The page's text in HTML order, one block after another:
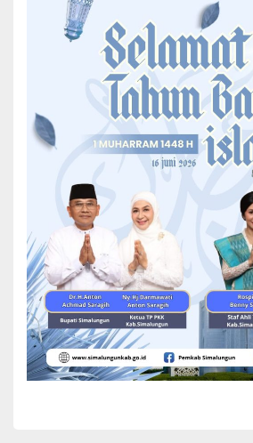
kemampuan terbaik mereka dalam
595 Peserta Ikuti MTQ Ke-52
Sejak kegiatan resmi dibuka oleh Bupati
(18/5/2026), malam usai pelaksanaan
perlombaan telah berjalan beriringan di
telah disiapkan.
Para peserta tidak datang sendirian;
didampingi oleh tim pendamping dan
keseluruhan 205 orang, turut serta
dan memastikan segala kebutuhan
kegiatan berlangsung.
Beragam cabang perlombaan yang
pemahaman, hingga seni dalam